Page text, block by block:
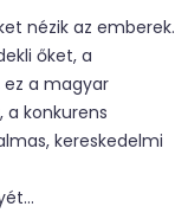
nézik az emberek.
őket, a
a magyar
konkurens
kereskedelmi